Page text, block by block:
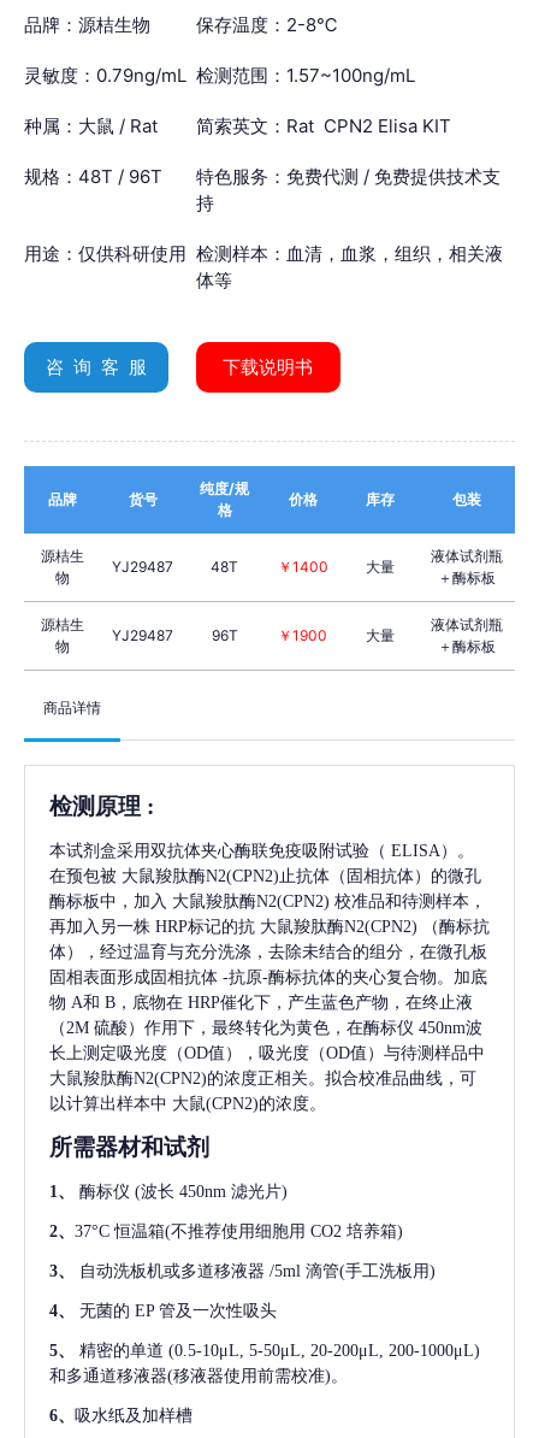
品牌：源桔生物 保存温度：2-8℃
灵敏度：0.79ng/mL 检测范围：1.57~100ng/mL
种属：大鼠 / Rat 简索英文：Rat CPN2 Elisa KIT
规格：48T / 96T
特色服务：免费代测 / 免费提供技术支
持
用途：仅供科研使用 检测样本：血清，血浆，组织，相关液
体等
咨 询 客 服 下载说明书
品牌 货号
纯度/规
格
价格 库存 包装
源桔生
物
YJ29487 48T ￥1400 大量
液体试剂瓶
＋酶标板
源桔生
物
YJ29487 96T ￥1900 大量
液体试剂瓶
＋酶标板
商品详情
检测原理 :
本试剂盒采用双抗体夹心酶联免疫吸附试验（ ELISA）。
在预包被 大鼠羧肽酶N2(CPN2)止抗体（固相抗体）的微孔
酶标板中，加入 大鼠羧肽酶N2(CPN2) 校准品和待测样本，
再加入另一株 HRP标记的抗 大鼠羧肽酶N2(CPN2)
（酶标抗
体），经过温育与充分洗涤，去除未结合的组分，在微孔板
固相表面形成固相抗体 -抗原-酶标抗体的夹心复合物。加底
物 A和 B，底物在 HRP催化下，产生蓝色产物，在终止液
（2M 硫酸）作用下，最终转化为黄色，在酶标仪 450nm波
长上测定吸光度（OD值），吸光度（OD值）与待测样品中
大鼠羧肽酶N2(CPN2)的浓度正相关。拟合校准品曲线，可
以计算出样本中 大鼠(CPN2)的浓度。
所需器材和试剂
1、 酶标仪 (波长 450nm 滤光片)
2、 37°C 恒温箱(不推荐使用细胞用 CO2 培养箱)
3、 自动洗板机或多道移液器 /5ml 滴管(手工洗板用)
4、 无菌的 EP 管及一次性吸头
5、 精密的单道 (0.5-10μL, 5-50μL, 20-200μL, 200-1000μL)
和多通道移液器(移液器使用前需校准)。
6、 吸水纸及加样槽